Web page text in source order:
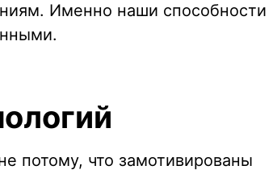
Именно наши способности
потому, что замотивированы